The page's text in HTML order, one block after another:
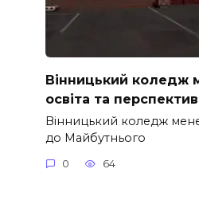
Вінницький коледж
освіта та
Вінницький коледж
до Майбутнього
0 64